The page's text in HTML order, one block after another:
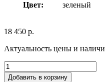
Цвет: зеленый
18 450 р.
Актуальность цены и
Добавить в корзину